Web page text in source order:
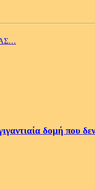
δομή που